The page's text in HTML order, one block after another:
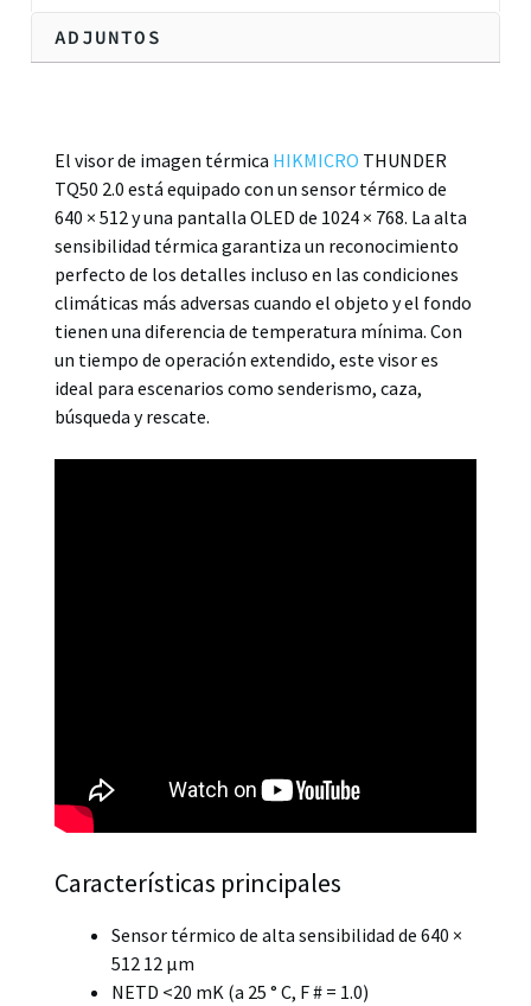
ADJUNTOS
El visor de imagen térmica HIKMICRO THUNDER
TQ50 2.0 está equipado con un sensor térmico de
640 × 512 y una pantalla OLED de 1024 × 768. La alta
sensibilidad térmica garantiza un reconocimiento
perfecto de los detalles incluso en las condiciones
climáticas más adversas cuando el objeto y el fondo
tienen una diferencia de temperatura mínima. Con
un tiempo de operación extendido, este visor es
ideal para escenarios como senderismo, caza,
búsqueda y rescate.
Características principales
Sensor térmico de alta sensibilidad de 640 ×
512 12 μm
NETD <20 mK (a 25 ° C, F # = 1.0)